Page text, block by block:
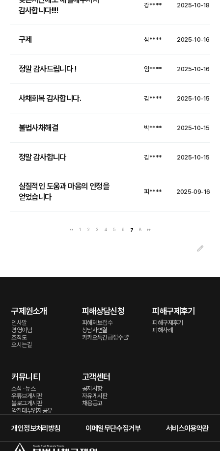
감사합니다!!!!
강**** 2025-10-18
구제 심**** 2025-10-16
정말 감사드립니다 ! 임**** 2025-10-16
사채회복 감사합니다. 김**** 2025-10-15
불법사채해결 박**** 2025-10-15
정말 감사합니다 김**** 2025-10-15
실질적인 도움과 마음의 안정을
얻었습니다
피**** 2025-09-16
1 2 3 4 5 6 7 8
구제원소개
인사말
경영이념
조직도
오시는길
피해상담신청
피해제보접수
상담사연결
카카오톡긴급접수
피해구제후기
피해구제후기
피해사례
커뮤니티
소식 · 뉴스
유튜브게시판
블로그게시판
악질대부업자공유
고객센터
공지사항
자유게시판
채용공고
개인정보처리방침 이메일무단수집거부 서비스이용약관